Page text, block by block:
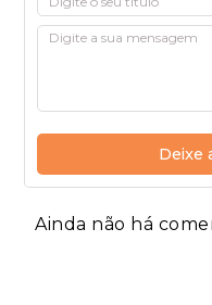
Deixe
Ainda não há